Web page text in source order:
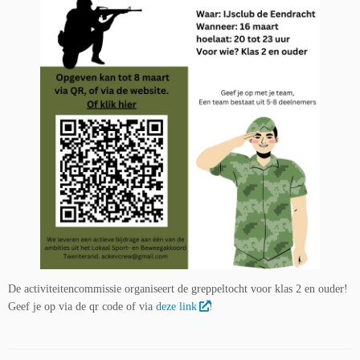
De activiteitencommissie organiseert de greppeltocht voor klas 2 en ouder!
Geef je op via de qr code of via deze link !